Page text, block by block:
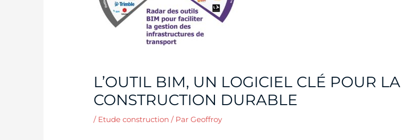
L’OUTIL BIM, UN LOGICIEL CLÉ POUR LA
CONSTRUCTION DURABLE
/ Etude construction / ParGeoffroy